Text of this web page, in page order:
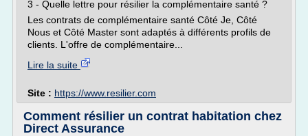
3 - Quelle lettre pour résilier la complémentaire santé ?
Les contrats de complémentaire santé Côté Je, Côté
Nous et Côté Master sont adaptés à différents profils de
clients. L'offre de complémentaire...
Lire la suite
Site : https://www.resilier.com
Comment résilier un contrat habitation chez
Direct Assurance